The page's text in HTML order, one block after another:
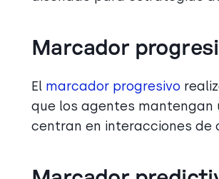
Marcador
El marcador progresivo
que los agentes mantengan
centran en interacciones de